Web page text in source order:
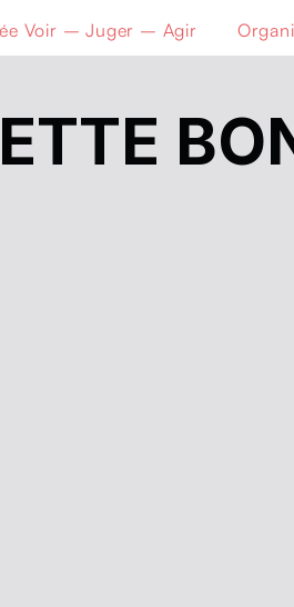
Voir – Juger – Agir